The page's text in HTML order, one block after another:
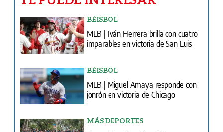
BÉISBOL
MLB | Miguel Amaya responde con
jonrón en victoria de Chicago
MÁS DEPORTES
Panamá vuelve al top 8 de
Centroamericanos y del Caribe 60
FARÁNDULA